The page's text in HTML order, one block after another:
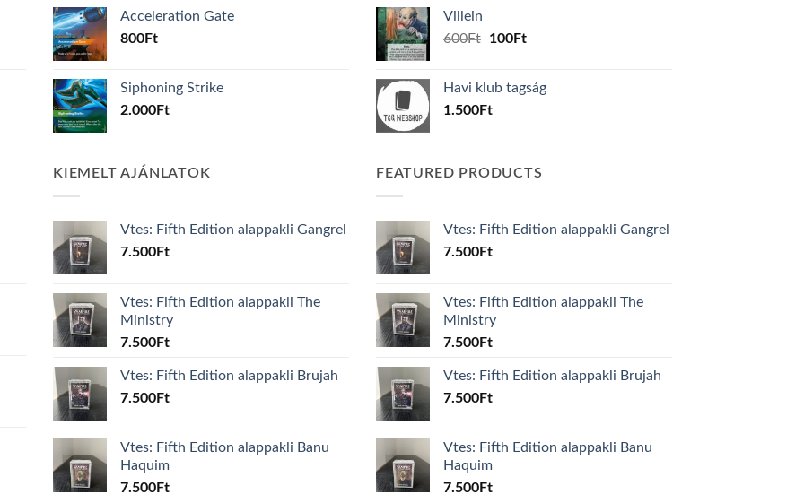
Acceleration Gate
800Ft
Siphoning Strike
2.000Ft
Villein
600Ft
Original
600Ft.
100FtCurrent
100Ft.
Havi klub tagság
1.500Ft
KIEMELT AJÁNLATOK
Vtes: Fifth Edition alappakli Gangrel
7.500Ft
Vtes: Fifth Edition alappakli The
Ministry
7.500Ft
Vtes: Fifth Edition alappakli Brujah
7.500Ft
Vtes: Fifth Edition alappakli Banu
Haquim
7.500Ft
FEATURED PRODUCTS
Vtes: Fifth Edition alappakli Gangrel
7.500Ft
Vtes: Fifth Edition alappakli The
Ministry
7.500Ft
Vtes: Fifth Edition alappakli Brujah
7.500Ft
Vtes: Fifth Edition alappakli Banu
Haquim
7.500Ft